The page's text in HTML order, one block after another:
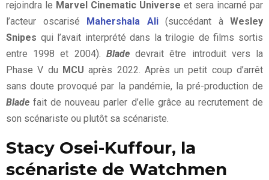
rejoindra le Marvel Cinematic Universe et sera incarné par
l’acteur oscarisé Mahershala Ali (succédant à Wesley
Snipes qui l’avait interprété dans la trilogie de films sortis
entre 1998 et 2004). Bladedevrait être introduit vers la
Phase V du MCUaprès 2022. Après un petit coup d’arrêt
sans doute provoqué par la pandémie, la pré-production de
Bladefait de nouveau parler d’elle grâce au recrutement de
son scénariste ou plutôt sa scénariste.
Stacy Osei-Kuffour, la
scénariste de Watchmen